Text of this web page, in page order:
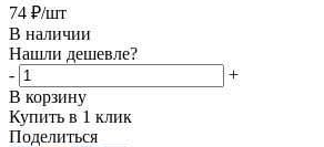
74 ₽/шт
В наличии
Нашли дешевле?
-
+
В корзину
Купить в 1 клик
Поделиться